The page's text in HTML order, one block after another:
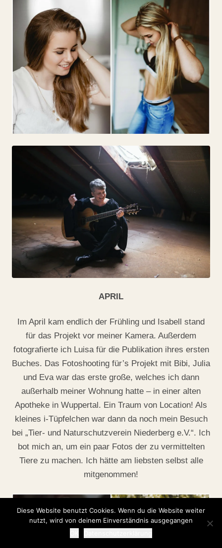
APRIL
Im April kam endlich der Frühling und Isabell stand
für das Projekt vor meiner Kamera. Außerdem
fotografierte ich Luisa für die Publikation ihres ersten
Buches. Das Fotoshooting für’s Projekt mit Bibi, Julia
und Eva war das erste große, welches ich dann
außerhalb meiner Wohnung hatte – in einer alten
Apotheke in Wuppertal. Ein Traum von Location! Als
kleines i-Tüpfelchen war dann da noch mein Besuch
bei „Tier- und Naturschutzverein Niederberg e.V.“. Ich
bot mich an, um ein paar Fotos der zu vermittelten
Tiere zu machen. Ich hätte am liebsten selbst alle
mitgenommen!
Diese Website benutzt Cookies. Wenn du die Website weiter
nutzt, wird von deinem Einverständnis ausgegangen